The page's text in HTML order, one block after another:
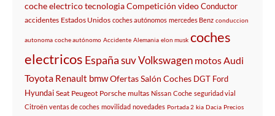
coche electricotecnologiaCompetición videoConductor
accidentes Estados Unidos coches autónomos mercedes Benz conduccion
autonoma coche autónomo Accidente Alemania elon musk coches
electricos EspañasuvVolkswagen motosAudi
Toyota Renault bmwOfertasSalón Coches DGT Ford
Hyundai Seat Peugeot Porsche multas Nissan Coche seguridad vial
Citroën ventas de coches movilidad novedades Portada 2 kia Dacia Precios